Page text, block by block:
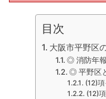
目次
大阪市平野区
◎ 消防年
◎ 平野区
(12)
(12)